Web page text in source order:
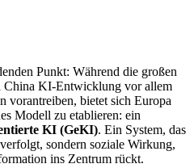
Punkt: Während die großen
China KI-Entwicklung vor allem
vorantreiben, bietet sich Europa
Modell zu etablieren: ein
KI (GeKI). Ein System, das
sondern soziale Wirkung,
ins Zentrum rückt.